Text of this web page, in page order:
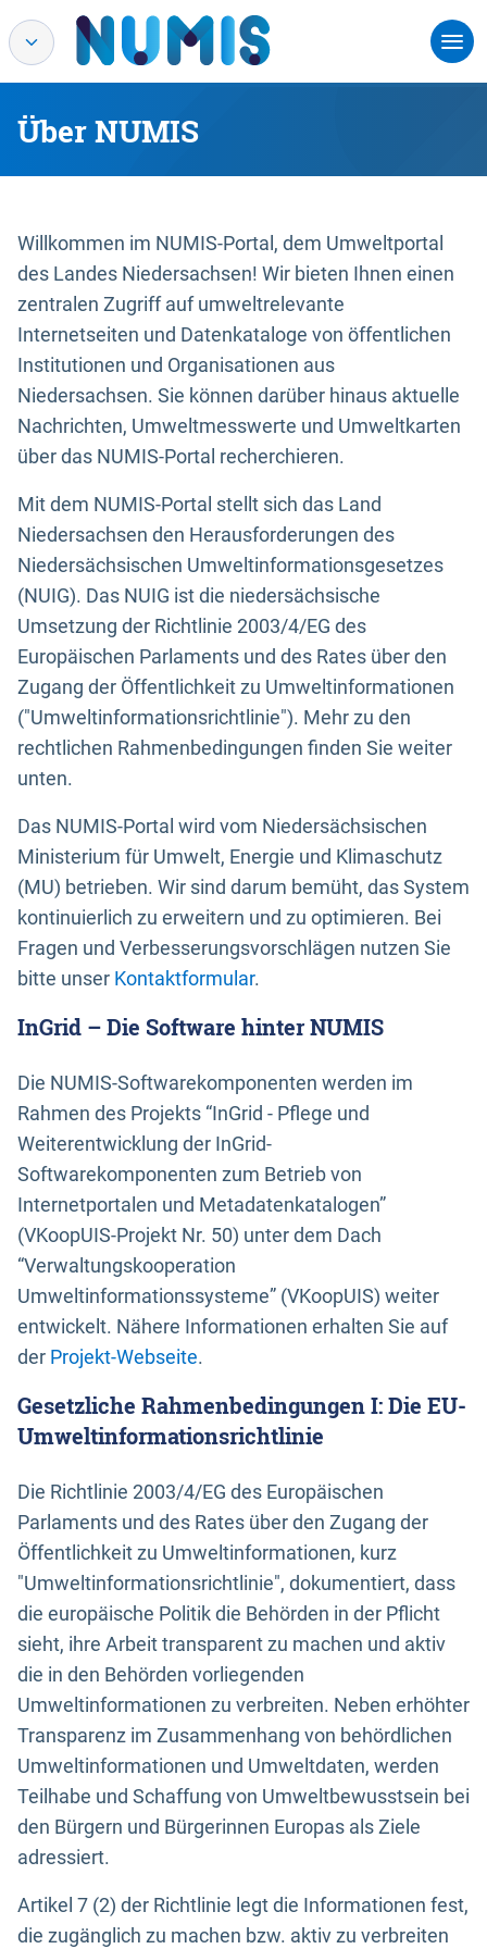
Über NUMIS
Willkommen im NUMIS-Portal, dem Umweltportal
des Landes Niedersachsen! Wir bieten Ihnen einen
zentralen Zugriff auf umweltrelevante
Internetseiten und Datenkataloge von öffentlichen
Institutionen und Organisationen aus
Niedersachsen. Sie können darüber hinaus aktuelle
Nachrichten, Umweltmesswerte und Umweltkarten
über das NUMIS-Portal recherchieren.
Mit dem NUMIS-Portal stellt sich das Land
Niedersachsen den Herausforderungen des
Niedersächsischen Umweltinformationsgesetzes
(NUIG). Das NUIG ist die niedersächsische
Umsetzung der Richtlinie 2003/4/EG des
Europäischen Parlaments und des Rates über den
Zugang der Öffentlichkeit zu Umweltinformationen
("Umweltinformationsrichtlinie"). Mehr zu den
rechtlichen Rahmenbedingungen finden Sie weiter
unten.
Das NUMIS-Portal wird vom Niedersächsischen
Ministerium für Umwelt, Energie und Klimaschutz
(MU) betrieben. Wir sind darum bemüht, das System
kontinuierlich zu erweitern und zu optimieren. Bei
Fragen und Verbesserungsvorschlägen nutzen Sie
bitte unser Kontaktformular.
InGrid – Die Software hinter NUMIS
Die NUMIS-Softwarekomponenten werden im
Rahmen des Projekts “InGrid - Pflege und
Weiterentwicklung der InGrid-
Softwarekomponenten zum Betrieb von
Internetportalen und Metadatenkatalogen”
(VKoopUIS-Projekt Nr. 50) unter dem Dach
“Verwaltungskooperation
Umweltinformationssysteme” (VKoopUIS) weiter
entwickelt. Nähere Informationen erhalten Sie auf
der Projekt-Webseite.
Gesetzliche Rahmenbedingungen I: Die EU-
Umweltinformationsrichtlinie
Die Richtlinie 2003/4/EG des Europäischen
Parlaments und des Rates über den Zugang der
Öffentlichkeit zu Umweltinformationen, kurz
"Umweltinformationsrichtlinie", dokumentiert, dass
die europäische Politik die Behörden in der Pflicht
sieht, ihre Arbeit transparent zu machen und aktiv
die in den Behörden vorliegenden
Umweltinformationen zu verbreiten. Neben erhöhter
Transparenz im Zusammenhang von behördlichen
Umweltinformationen und Umweltdaten, werden
Teilhabe und Schaffung von Umweltbewusstsein bei
den Bürgern und Bürgerinnen Europas als Ziele
adressiert.
Artikel 7 (2) der Richtlinie legt die Informationen fest,
die zugänglich zu machen bzw. aktiv zu verbreiten